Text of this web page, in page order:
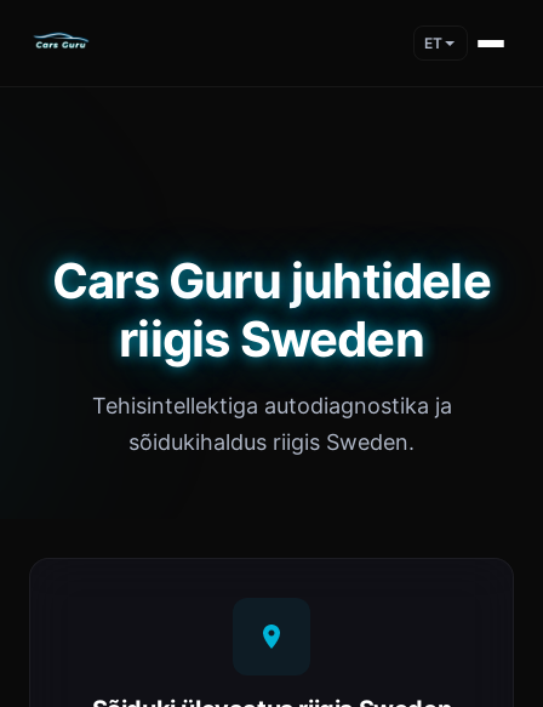
ET
Cars Guru juhtidele
riigis Sweden
Tehisintellektiga autodiagnostika ja
sõidukihaldus riigis Sweden.